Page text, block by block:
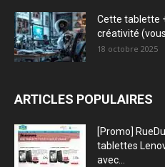
Cette tablette
créativité
18 octobre 2025
ARTICLES POPULAIRES
[Promo]
tablettes
avec...